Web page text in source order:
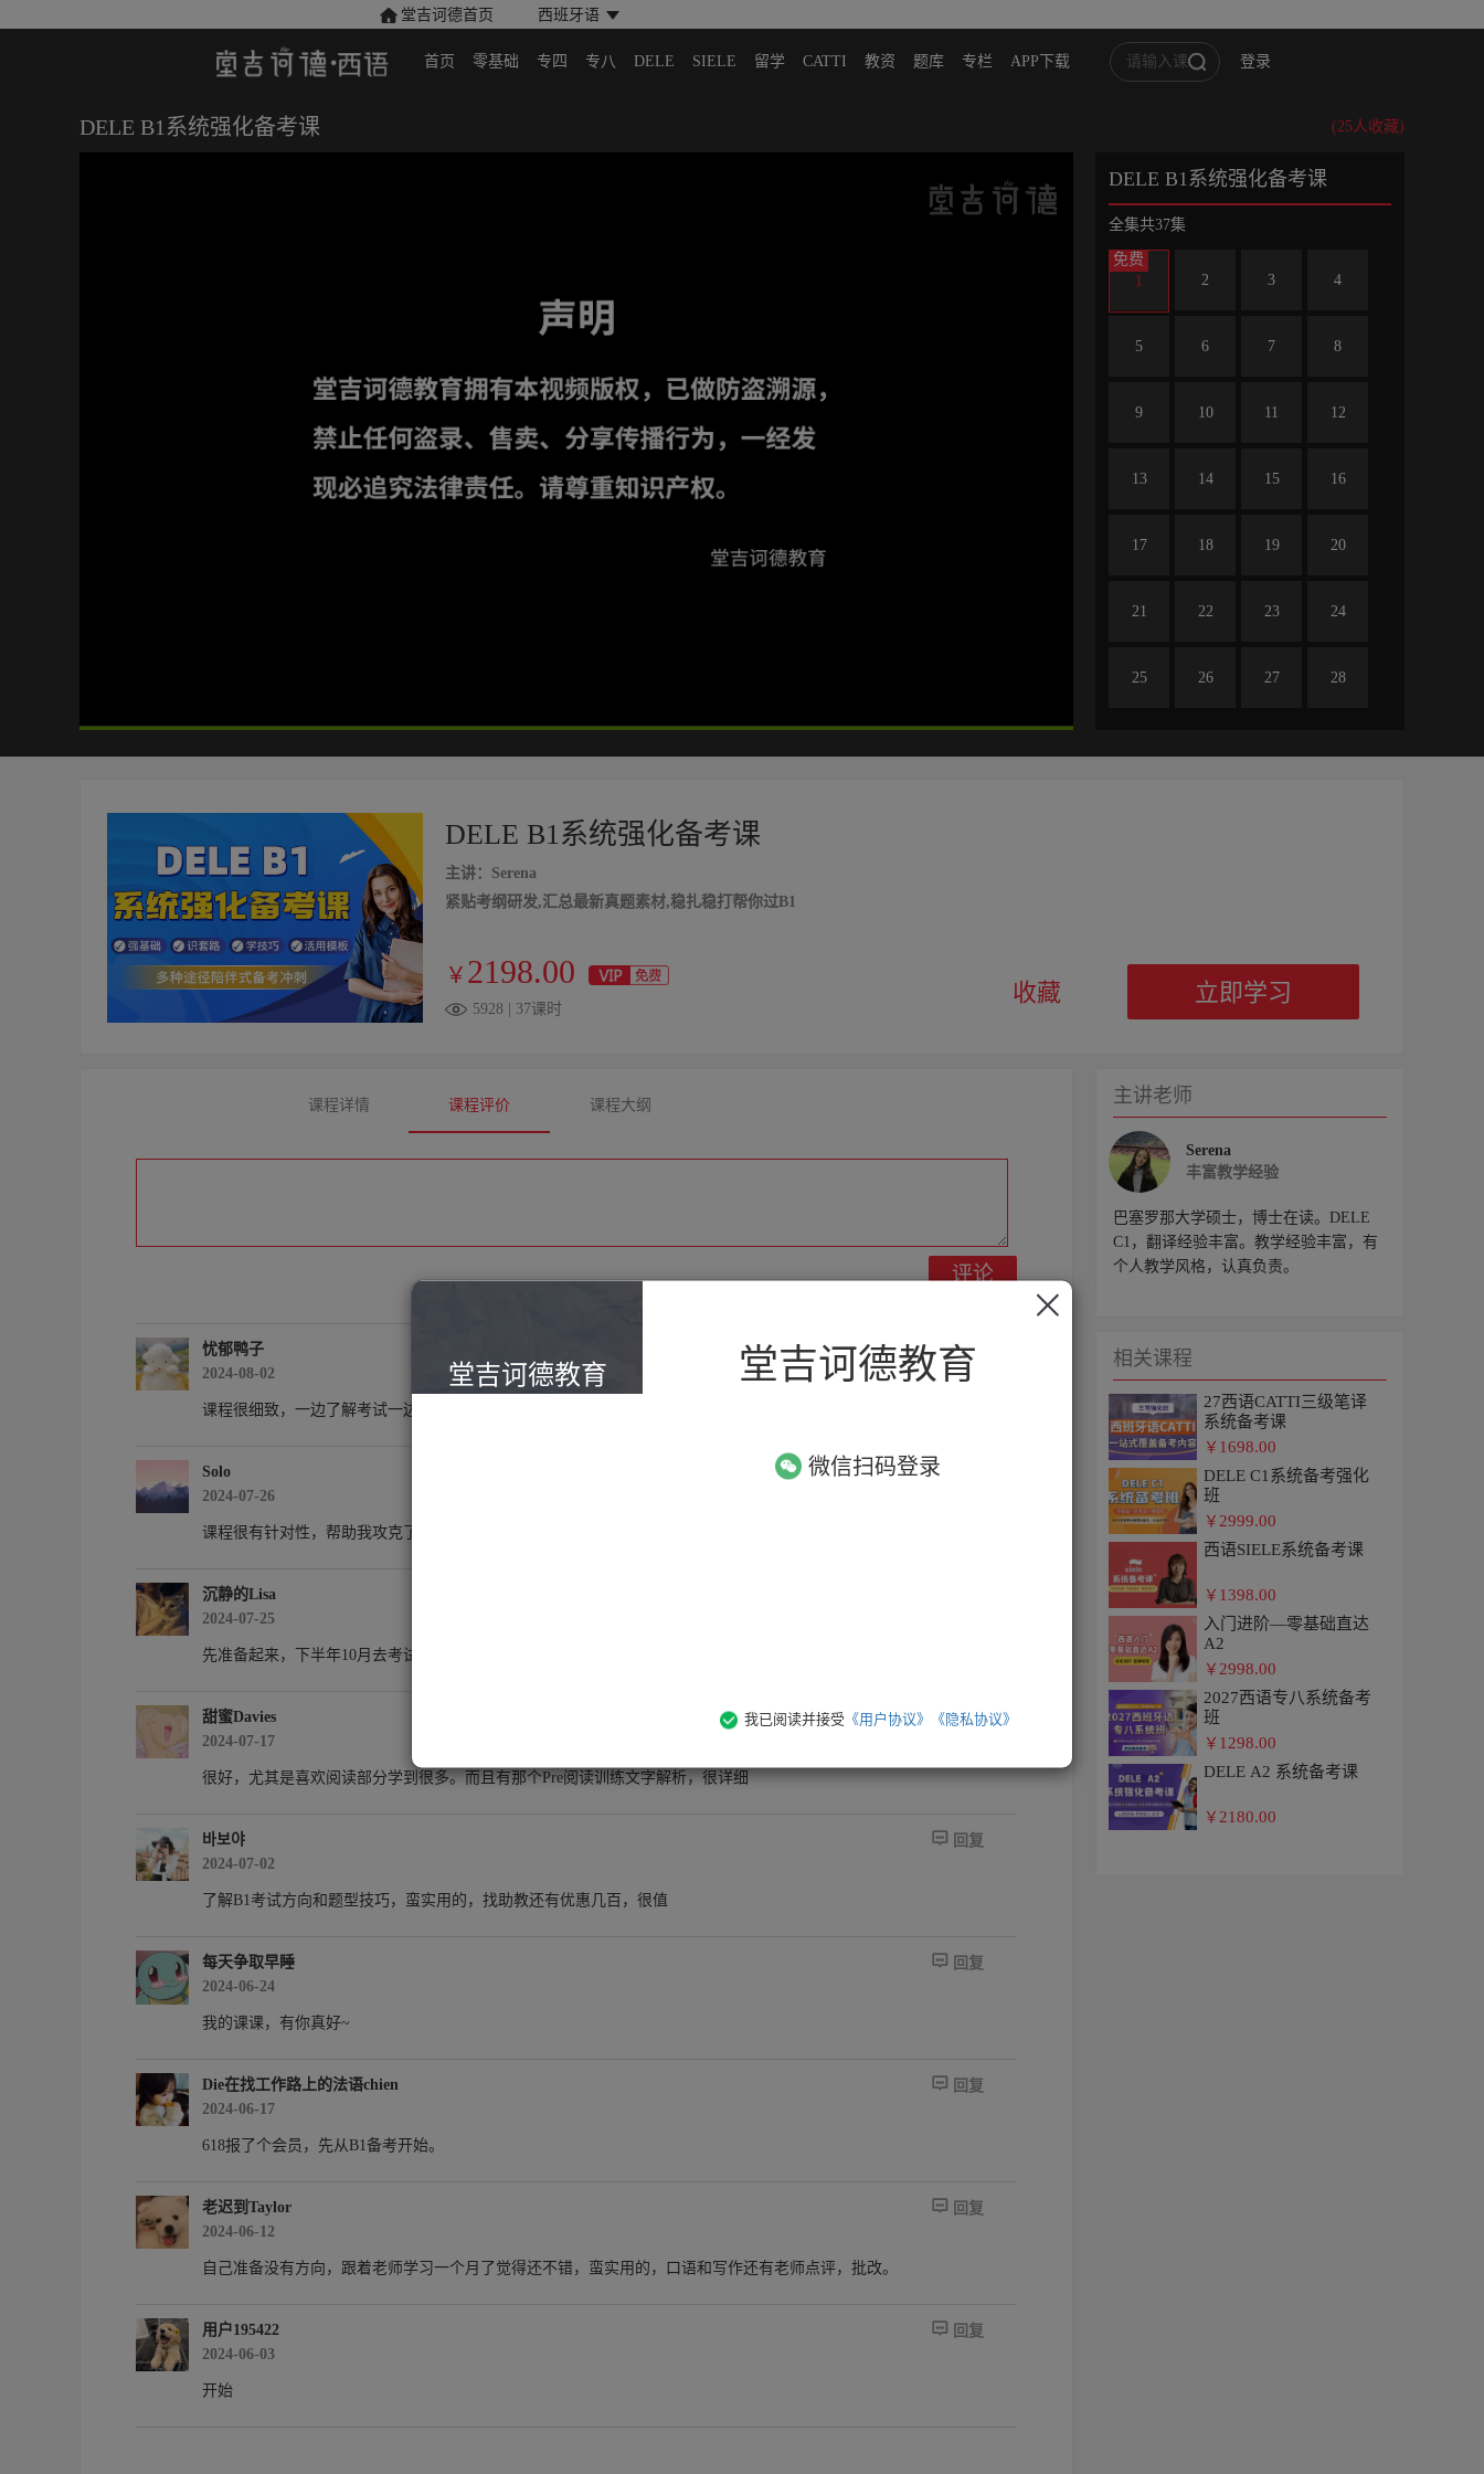
堂吉诃德首页 西班牙语
首页 零基础 专四 专八 DELE SIELE 留学 CATTI 教资 题库 专栏 APP下载 登录
DELE B1系统强化备考课 (25人收藏)
24:39 / 24:39 高清 1x
DELE B1系统强化备考课
全集共37集
免费
1
2 3 4
5 6 7 8
9 10 11 12
13 14 15 16
17 18 19 20
21 22 23 24
25 26 27 28
DELE B1系统强化备考课
主讲：Serena
紧贴考纲研发,汇总最新真题素材,稳扎稳打帮你过B1
￥ 2198.00
5928 | 37课时
收藏 立即学习
课程详情 课程评价 课程大纲
评论
忧郁鸭子
2024-08-02
回复
课程很细致，一边了解考试一边学习备考
Solo
2024-07-26

课程很有针对性，帮助我攻克了许多学习难点，收获满满，真心觉得物超所值哇
沉静的Lisa
2024-07-25
先准备起来，下半年10月去考试。希望一次过过过
甜蜜Davies
2024-07-17
回复
很好，尤其是喜欢阅读部分学到很多。而且有那个Pre阅读训练文字解析，很详细
바보야
2024-07-02
 回复
了解B1考试方向和题型技巧，蛮实用的，找助教还有优惠几百，很值
每天争取早睡
2024-06-24
 回复
我的课课，有你真好~
Die在找工作路上的法语chien
2024-06-17
 回复
618报了个会员，先从B1备考开始。
老迟到Taylor
2024-06-12
 回复
自己准备没有方向，跟着老师学习一个月了觉得还不错，蛮实用的，口语和写作还有老师点评，批改。
用户195422
2024-06-03
 回复
开始
主讲老师
Serena
丰富教学经验
巴塞罗那大学硕士，博士在读。DELE
C1，翻译经验丰富。教学经验丰富，有
个人教学风格，认真负责。
相关课程
27西语CATTI三级笔译
系统备考课
￥ 1698.00
DELE C1系统备考强化
班
￥ 2999.00
西语SIELE系统备考课
￥ 1398.00
入门进阶—零基础直达
A2
￥ 2998.00
2027西语专八系统备考
班
￥ 1298.00
DELE A2 系统备考课
￥ 2180.00
堂吉诃德教育 堂吉诃德教育
微信扫码登录
我已阅读并接受 《用户协议》 《隐私协议》